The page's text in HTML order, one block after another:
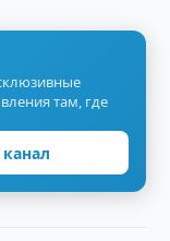
там, где